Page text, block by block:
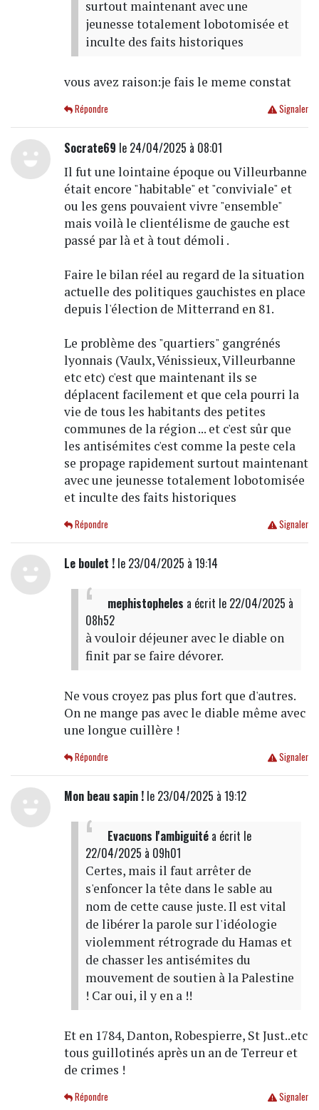
surtout maintenant avec une
jeunesse totalement lobotomisée et
inculte des faits historiques
vous avez raison:je fais le meme constat
Signaler
Répondre
Socrate69 le 24/04/2025 à 08:01
Il fut une lointaine époque ou Villeurbanne
était encore "habitable" et "conviviale" et
ou les gens pouvaient vivre "ensemble"
mais voilà le clientélisme de gauche est
passé par là et à tout démoli .
Faire le bilan réel au regard de la situation
actuelle des politiques gauchistes en place
depuis l'élection de Mitterrand en 81.
Le problème des "quartiers" gangrénés
lyonnais (Vaulx, Vénissieux, Villeurbanne
etc etc) c'est que maintenant ils se
déplacent facilement et que cela pourri la
vie de tous les habitants des petites
communes de la région ... et c'est sûr que
les antisémites c'est comme la peste cela
se propage rapidement surtout maintenant
avec une jeunesse totalement lobotomisée
et inculte des faits historiques
Signaler
Répondre
Le boulet !le 23/04/2025 à 19:14
mephistopheles a écrit le 22/04/2025 à
08h52
à vouloir déjeuner avec le diable on
finit par se faire dévorer.
Ne vous croyez pas plus fort que d'autres.
On ne mange pas avec le diable même avec
une longue cuillère !
Signaler
Répondre
Mon beau sapin !le 23/04/2025 à 19:12
Evacuons l'ambiguitéa écrit le
22/04/2025 à 09h01
Certes, mais il faut arrêter de
s'enfoncer la tête dans le sable au
nom de cette cause juste. Il est vital
de libérer la parole sur l'idéologie
violemment rétrograde du Hamas et
de chasser les antisémites du
mouvement de soutien à la Palestine
! Car oui, il y en a !!
Et en 1784, Danton, Robespierre, St Just..etc
tous guillotinés après un an de Terreur et
de crimes !
Signaler
Répondre